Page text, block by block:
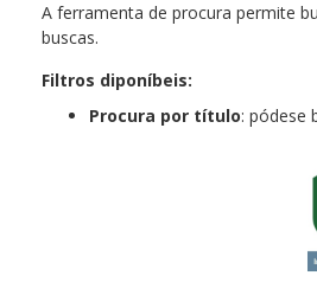
A ferramenta de procura permite
buscas.
Filtros diponíbeis:
Procura por título: pódese